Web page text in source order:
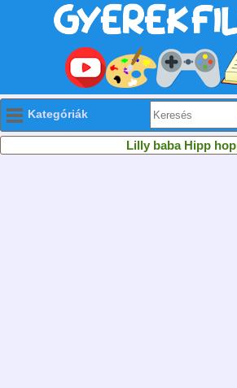
Kategóriák
Lilly baba Hipp